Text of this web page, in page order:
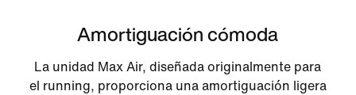
Amortiguación cómoda
La unidad Max Air, diseñada originalmente para
el running, proporciona una amortiguación ligera